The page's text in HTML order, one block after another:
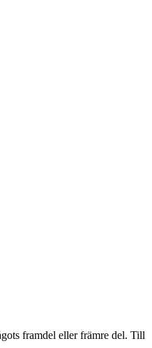
framdel eller främre del. Till